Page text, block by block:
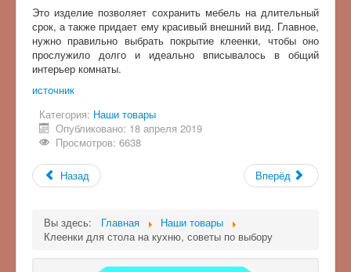
Это изделие позволяет сохранить мебель на длительный
срок, а также придает ему красивый внешний вид. Главное,
нужно правильно выбрать покрытие клеенки, чтобы оно
прослужило долго и идеально вписывалось в общий
интерьер комнаты.
источник
Категория: Наши товары
Опубликовано: 18 апреля 2019
Просмотров: 6638
Назад Вперёд
Вы здесь: Главная
Наши товары
Клеенки для стола на кухню, советы по выбору